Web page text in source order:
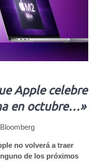
Apple celebre
en octubre…»
no volverá a traer
de los próximos